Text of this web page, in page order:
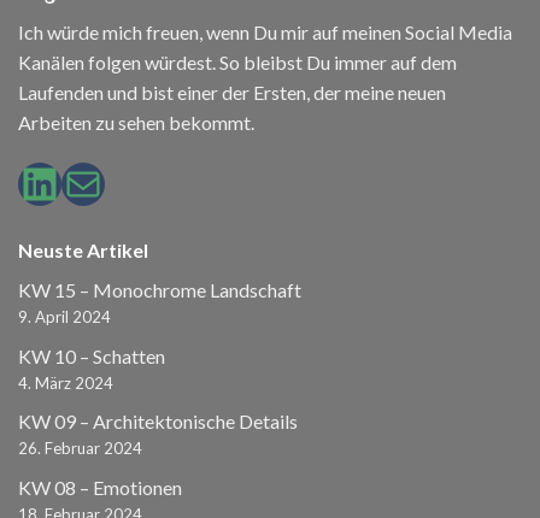
Ich würde mich freuen, wenn Du mir auf meinen Social Media
Kanälen folgen würdest. So bleibst Du immer auf dem
Laufenden und bist einer der Ersten, der meine neuen
Arbeiten zu sehen bekommt.
LinkedIn
E-Mail
Neuste Artikel
KW 15 – Monochrome Landschaft
9. April 2024
KW 10 – Schatten
4. März 2024
KW 09 – Architektonische Details
26. Februar 2024
KW 08 – Emotionen